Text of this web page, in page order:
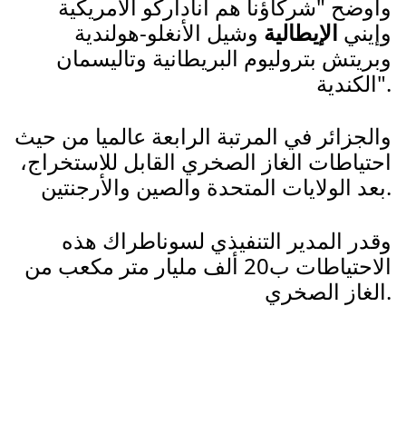
وأوضح "شركاؤنا هم أناداركو الأمريكية
وإيني الإيطالية وشيل الأنغلو-هولندية
وبريتش بتروليوم البريطانية وتاليسمان
الكندية".
والجزائر في المرتبة الرابعة عالميا من حيث
احتياطات الغاز الصخري القابل للاستخراج،
بعد الولايات المتحدة والصين والأرجنتين.
وقدر المدير التنفيذي لسوناطراك هذه
الاحتياطات ب20 ألف مليار متر مكعب من
الغاز الصخري.